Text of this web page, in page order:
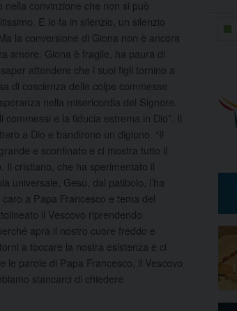
nella convinzione che non si può
E lo fa in silenzio, un silenzio
la conversione di Giona non è ancora
amore. Giona è fragile, ha paura di
attendere che i suoi figli tornino a
di coscienza delle colpe commesse
nella misericordia del Signore.
e la fiducia estrema in Dio”. Il
a Dio e bandirono un digiuno. “Il
e sconfinato e ci mostra tutto il
Il cristiano, che ha sperimentato il
universale, Gesù, dal patibolo, l’ha
a Papa Francesco e tema del
il Vescovo riprendendo
apra il nostro cuore freddo e
a toccare la nostra esistenza e ci
le parole di Papa Francesco, il Vescovo
stancarci di chiedere